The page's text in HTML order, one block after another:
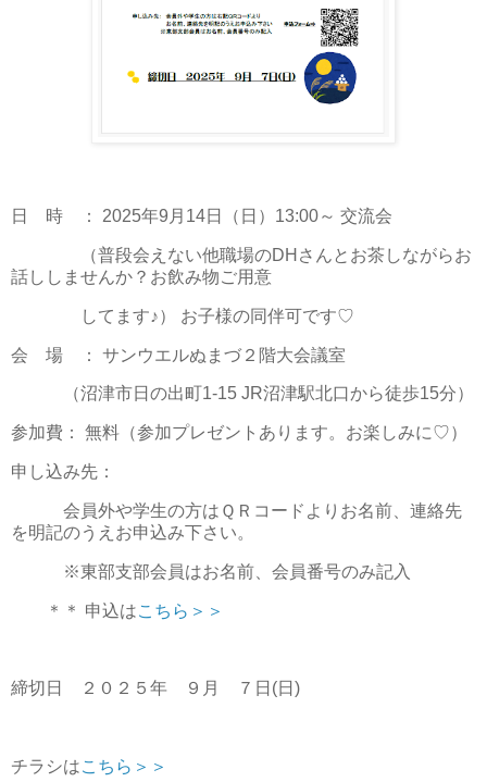
日 時 ： 2025年9月14日（日）13:00～ 交流会
（普段会えない他職場のDHさんとお茶しながらお
話ししませんか？お飲み物ご用意
してます♪） お子様の同伴可です♡
会 場 ： サンウエルぬまづ２階大会議室
（沼津市日の出町1-15 JR沼津駅北口から徒歩15分）
参加費： 無料（参加プレゼントあります。お楽しみに♡）
申し込み先：
会員外や学生の方はＱＲコードよりお名前、連絡先
を明記のうえお申込み下さい。
※東部支部会員はお名前、会員番号のみ記入
＊＊ 申込はこちら＞＞
締切日 ２０２５年 ９月 ７日(日)
チラシはこちら＞＞